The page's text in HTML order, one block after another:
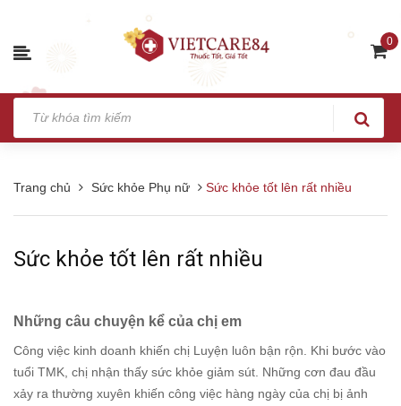
0
Trang chủ Sức khỏe Phụ nữ Sức khỏe tốt lên rất nhiều
Sức khỏe tốt lên rất nhiều
Những câu chuyện kể của chị em
Công việc kinh doanh khiến chị Luyện luôn bận rộn. Khi bước vào
tuổi TMK, chị nhận thấy sức khỏe giảm sút. Những cơn đau đầu
xảy ra thường xuyên khiến công việc hàng ngày của chị bị ảnh